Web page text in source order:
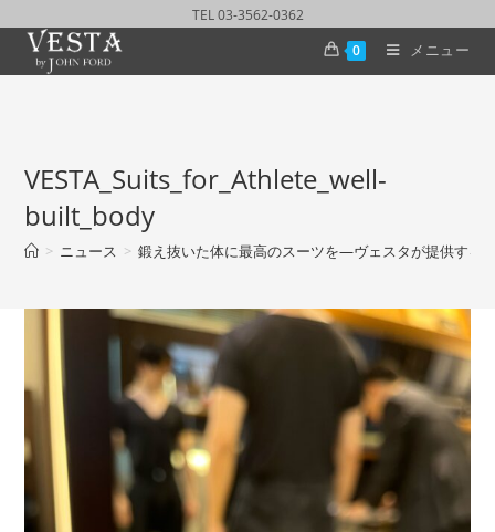
TEL 03-3562-0362
0
メニュー
VESTA_Suits_for_Athlete_well-
built_body
> ニュース > 鍛え抜いた体に最高のスーツを—ヴェスタが提供す